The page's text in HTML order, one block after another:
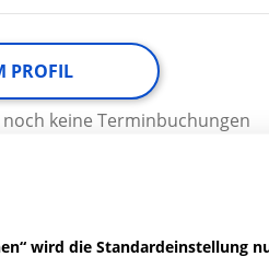
PROFIL
keine Terminbuchungen
wird die Standardeinstellung